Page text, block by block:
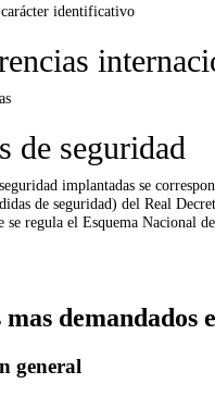
identificativo
de seguridad
implantadas se
de seguridad) del Real
regula el Esquema Nacional
demandados
general